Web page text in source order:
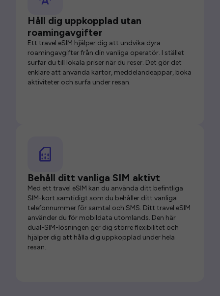
Håll dig uppkopplad utan
roamingavgifter
Ett travel eSIM hjälper dig att undvika dyra
roamingavgifter från din vanliga operatör. I stället
surfar du till lokala priser när du reser. Det gör det
enklare att använda kartor, meddelandeappar, boka
aktiviteter och surfa under resan.
Behåll ditt vanliga SIM aktivt
Med ett travel eSIM kan du använda ditt befintliga
SIM-kort samtidigt som du behåller ditt vanliga
telefonnummer för samtal och SMS. Ditt travel eSIM
använder du för mobildata utomlands. Den här
dual-SIM-lösningen ger dig större flexibilitet och
hjälper dig att hålla dig uppkopplad under hela
resan.